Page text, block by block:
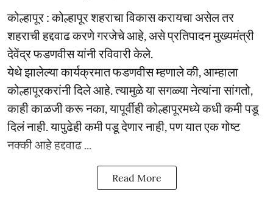
कोल्हापूर : कोल्हापूर शहराचा विकास करायचा असेल तर
शहराची हद्दवाढ करणे गरजेचे आहे, असे प्रतिपादन मुख्यमंत्री
देवेंद्र फडणवीस यांनी रविवारी केले.
येथे झालेल्या कार्यक्रमात फडणवीस म्हणाले की, आम्हाला
कोल्हापूरकरांनी दिले आहे. त्यामुळे या सगळ्या नेत्यांना सांगतो,
काही काळजी करू नका, यापूर्वीही कोल्हापूरमध्ये कधी कमी पडू
दिलं नाही. यापुढेही कमी पडू देणार नाही, पण यात एक गोष्ट
नक्की आहे हद्दवाढ ...
Read More